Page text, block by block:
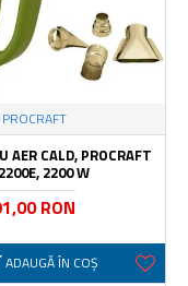
PROCRAFT
AER CALD, PROCRAFT
2200 W
RON
ADAUGĂ ÎN COŞ